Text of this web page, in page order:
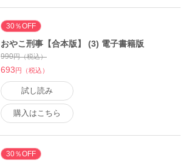
30％OFF
おやこ刑事【合本版】 (3) 電子書籍版
990円（税込）
693円（税込）
試し読み
購入はこちら
30％OFF